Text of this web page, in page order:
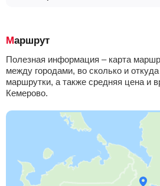
Маршрут
Полезная информация – карта
между городами, во сколько и
маршрутки, а также средняя цена и
Кемерово.